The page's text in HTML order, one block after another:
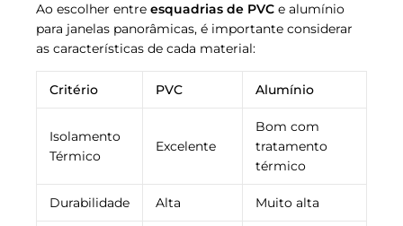
Ao escolher entre esquadrias de PVC e alumínio
para janelas panorâmicas, é importante considerar
as características de cada material:
Critério PVC Alumínio
Isolamento
Térmico
Excelente
Bom com
tratamento
térmico
Durabilidade Alta Muito alta